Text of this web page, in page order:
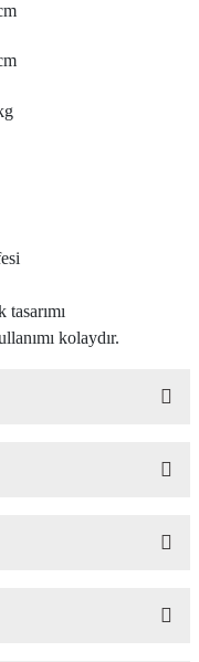
kolaydır.
ve diğer konularda